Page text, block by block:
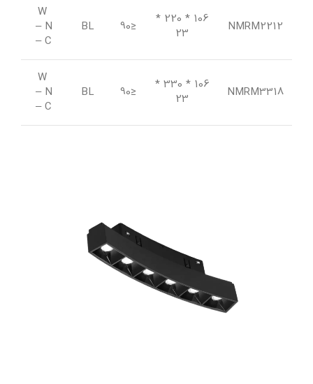
NMRM2212
106 * 220
*
23
≤90
BL
W
– N
– C
NMRM3318
106 * 330
*
23
≤90
BL
W
– N
– C